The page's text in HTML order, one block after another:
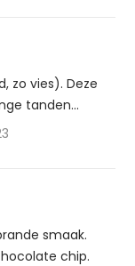
zo vies). Deze
tanden...
smaak.
chip.